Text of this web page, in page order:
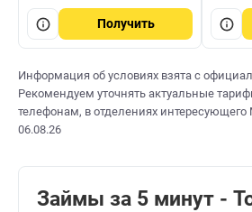
Получить
Информация об условиях взята с
Рекомендуем уточнять актуальные
телефонам, в отделениях
06.08.26
Займы за 5 минут -